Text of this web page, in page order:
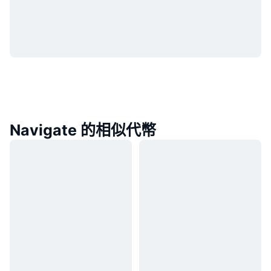
Navigate 的相似代幣